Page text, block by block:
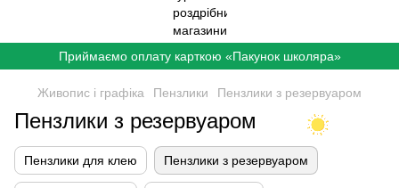
Приймаємо оплату карткою «Пакунок школяра»
Живопис і графіка Пензлики Пензлики з резервуаром
Пензлики з резервуаром
Пензлики для клею Пензлики з резервуаром